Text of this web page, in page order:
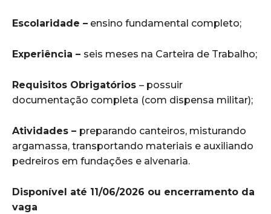
Escolaridade – ensino fundamental completo;
Experiência – seis meses na Carteira de Trabalho;
Requisitos Obrigatórios – possuir
documentação completa (com dispensa militar);
Atividades – preparando canteiros, misturando
argamassa, transportando materiais e auxiliando
pedreiros em fundações e alvenaria.
Disponível até 11/06/2026 ou encerramento da
vaga